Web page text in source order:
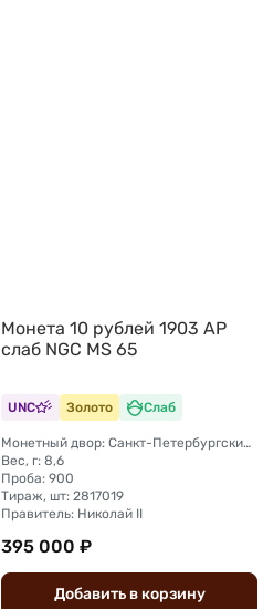
Монета 10 рублей 1903 АР
слаб NGC MS 65
UNC Золото Слаб
Монетный двор: Санкт-Петербургский монетный двор
Вес, г: 8,6
Проба: 900
Тираж, шт: 2817019
Правитель: Николай II
395 000 ₽
Добавить вкорзину